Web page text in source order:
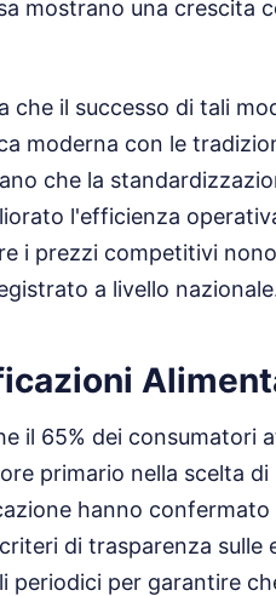
mostrano una crescita
che il successo di tali
moderna con le
che la
l'efficienza
i prezzi competitivi
a livello
il 65% dei consumatori
primario nella scelta di
hanno confermato
di trasparenza sulle
periodici per garantire